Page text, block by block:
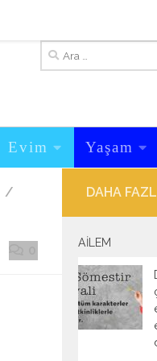
Arama:
Evim Yaşam
/
DAHA
AILEM